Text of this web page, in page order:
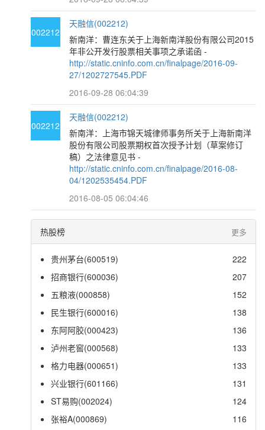
002212
天融信(002212)
新南洋：曹连东关于上海新南洋股份有限公司2015
年非公开发行股票相关事项之承诺函 -
http://static.cninfo.com.cn/finalpage/2016-09-
27/1202727545.PDF
2016-09-28 06:04:39
002212
天融信(002212)
新南洋：上海市锦天城律师事务所关于上海新南洋
股份有限公司股票期权首次授予计划（草案修订
稿）之法律意见书 -
http://static.cninfo.com.cn/finalpage/2016-08-
04/1202535454.PDF
2016-08-05 06:04:46
热股榜 更多
贵州茅台(600519)
222
招商银行(600036)
207
五粮液(000858)
152
民生银行(600016)
138
东阿阿胶(000423)
136
泸州老窖(000568)
133
格力电器(000651)
133
兴业银行(601166)
131
ST易购(002024)
124
张裕A(000869)
116